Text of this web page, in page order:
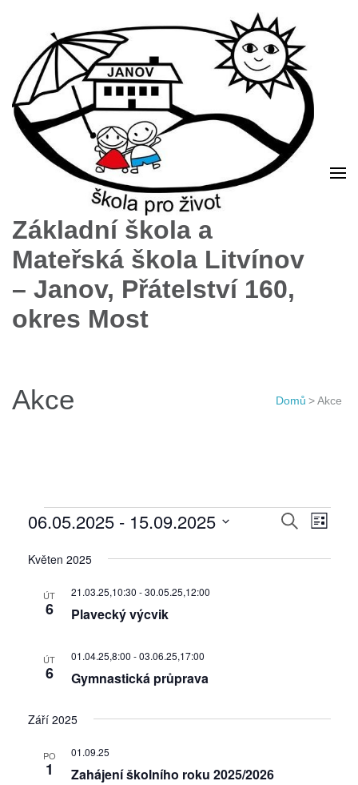
Základní škola a
Mateřská škola Litvínov
– Janov, Přátelství 160,
okres Most
Akce Domů >Akce
Akce
hledání
Hledat
Seznam
06.05.2025 - 15.09.2025
datum.
Květen 2025
ÚT
6 Plavecký výcvik
21.03.25,10:30 -30.05.25,12:00
ÚT
6 Gymnastická průprava
01.04.25,8:00 -03.06.25,17:00
Září 2025
PO
1 Zahájení školního roku 2025/2026
01.09.25